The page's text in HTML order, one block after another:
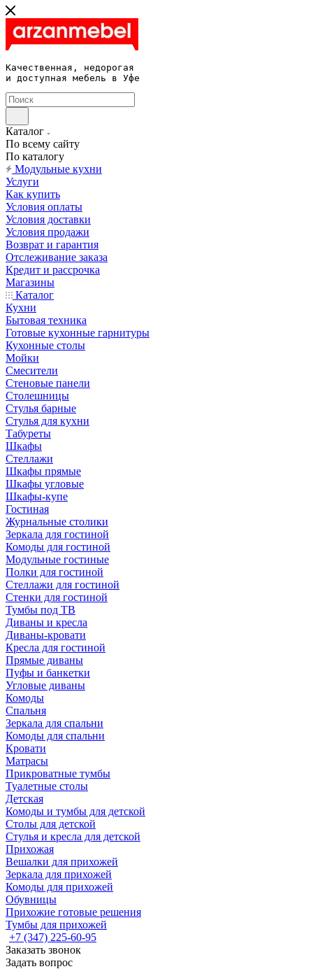
Качественная, недорогая
и доступная мебель в Уфе
Каталог
По всему сайту
По каталогу
Модульные кухни
Услуги
Как купить
Условия оплаты
Условия доставки
Условия продажи
Возврат и гарантия
Отслеживание заказа
Кредит и рассрочка
Магазины
Каталог
Кухни
Бытовая техника
Готовые кухонные гарнитуры
Кухонные столы
Мойки
Смесители
Стеновые панели
Столешницы
Стулья барные
Стулья для кухни
Табуреты
Шкафы
Стеллажи
Шкафы прямые
Шкафы угловые
Шкафы-купе
Гостиная
Журнальные столики
Зеркала для гостиной
Комоды для гостиной
Модульные гостиные
Полки для гостиной
Стеллажи для гостиной
Стенки для гостиной
Тумбы под ТВ
Диваны и кресла
Диваны-кровати
Кресла для гостиной
Прямые диваны
Пуфы и банкетки
Угловые диваны
Комоды
Спальня
Зеркала для спальни
Комоды для спальни
Кровати
Матрасы
Прикроватные тумбы
Туалетные столы
Детская
Комоды и тумбы для детской
Столы для детской
Стулья и кресла для детской
Прихожая
Вешалки для прихожей
Зеркала для прихожей
Комоды для прихожей
Обувницы
Прихожие готовые решения
Тумбы для прихожей
+7 (347) 225-60-95
Заказать звонок
Задать вопрос